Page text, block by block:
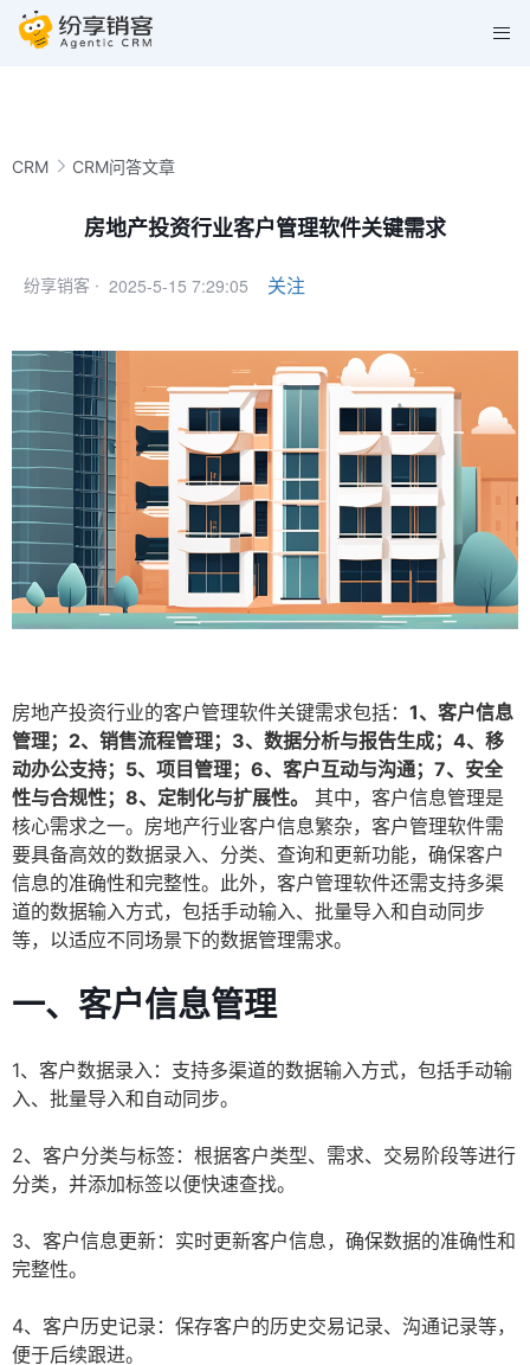
CRM CRM问答文章
房地产投资行业客户管理软件关键需求
纷享销客 · 2025-5-15 7:29:05 关注
房地产投资行业的客户管理软件关键需求包括： 1、客户信息
管理；2、销售流程管理；3、数据分析与报告生成；4、移
动办公支持；5、项目管理；6、客户互动与沟通；7、安全
性与合规性；8、定制化与扩展性。
其中，客户信息管理是
核心需求之一。房地产行业客户信息繁杂，客户管理软件需
要具备高效的数据录入、分类、查询和更新功能，确保客户
信息的准确性和完整性。此外，客户管理软件还需支持多渠
道的数据输入方式，包括手动输入、批量导入和自动同步
等，以适应不同场景下的数据管理需求。
一、客户信息管理
1、客户数据录入：支持多渠道的数据输入方式，包括手动输
入、批量导入和自动同步。
2、客户分类与标签：根据客户类型、需求、交易阶段等进行
分类，并添加标签以便快速查找。
3、客户信息更新：实时更新客户信息，确保数据的准确性和
完整性。
4、客户历史记录：保存客户的历史交易记录、沟通记录等，
便于后续跟进。